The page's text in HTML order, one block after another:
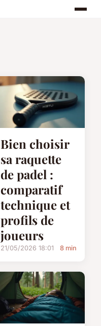
Bien choisir
sa raquette
de padel :
comparatif
technique et
profils de
joueurs
21/05/2026 18:01 8 min